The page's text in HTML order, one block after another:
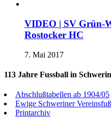
VIDEO | SV Grün-
Rostocker HC
7. Mai 2017
113 Jahre Fussball in
Abschlußtabellen ab 1904/05
Ewige Schweriner
Printarchiv